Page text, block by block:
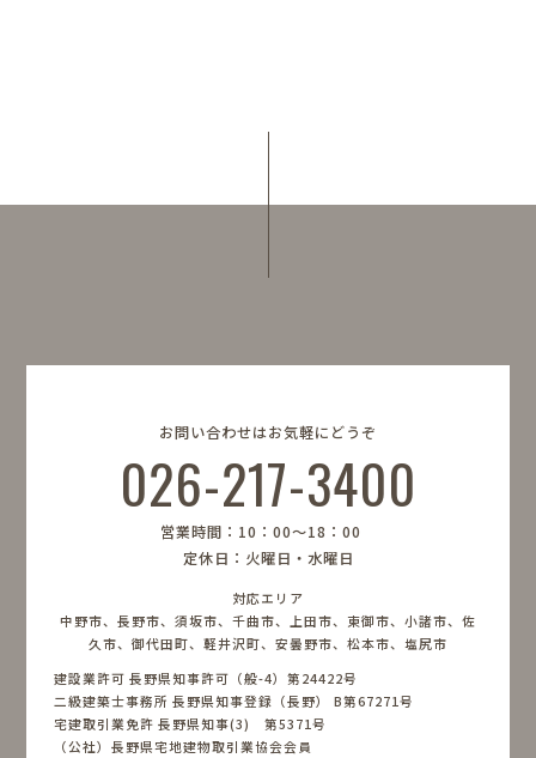
お問い合わせはお気軽にどうぞ
026-217-3400
営業時間：10：00〜18：00
定休日：火曜日・水曜日
対応エリア
中野市、長野市、須坂市、千曲市、上田市、東御市、小諸市、佐
久市、御代田町、軽井沢町、安曇野市、松本市、塩尻市
建設業許可 長野県知事許可（般-4）第24422号
二級建築士事務所 長野県知事登録（長野） B第67271号
宅建取引業免許 長野県知事(3) 第5371号
（公社）長野県宅地建物取引業協会会員